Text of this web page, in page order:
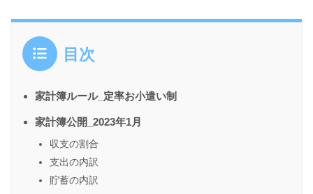
目次
家計簿ルール_定率お小遣い制
家計簿公開_2023年1月
収支の割合
支出の内訳
貯蓄の内訳